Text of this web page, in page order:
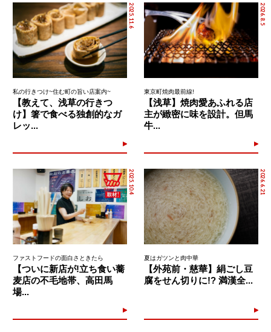
2025.11.6
私の行きつけ~住む町の旨い店案内~
【教えて、浅草の行きつ
け】箸で食べる独創的なガ
レッ...
2026.8.5
東京町焼肉最前線!
【浅草】焼肉愛あふれる店
主が緻密に味を設計。但馬
牛...
2025.10.4
ファストフードの面白さときたら
【ついに新店が!立ち食い蕎
麦店の不毛地帯、高田馬
場...
2026.6.21
夏はガツンと肉中華
【外苑前・慈華】絹ごし豆
腐をせん切りに!? 満漢全...